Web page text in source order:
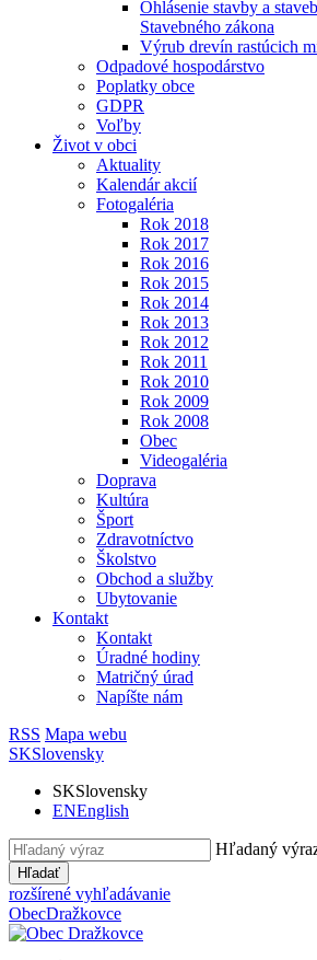
Ohlásenie stavby a
Stavebného zákona
Výrub drevín rastúcich
Odpadové hospodárstvo
Poplatky obce
GDPR
Voľby
Život v obci
Aktuality
Kalendár akcií
Fotogaléria
Rok 2018
Rok 2017
Rok 2016
Rok 2015
Rok 2014
Rok 2013
Rok 2012
Rok 2011
Rok 2010
Rok 2009
Rok 2008
Obec
Videogaléria
Doprava
Kultúra
Šport
Zdravotníctvo
Školstvo
Obchod a služby
Ubytovanie
Kontakt
Kontakt
Úradné hodiny
Matričný úrad
Napíšte nám
RSS Mapa webu
SKSlovensky
SKSlovensky
ENEnglish
Hľadaný
Hľadať
rozšírené vyhľadávanie
ObecDražkovce